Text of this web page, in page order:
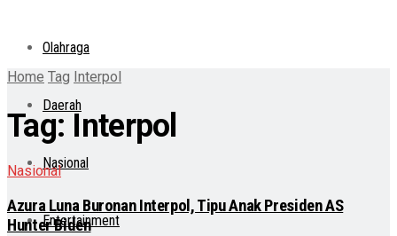
Olahraga
Daerah
Nasional
Entertainment
Home Tag Interpol
Tag: Interpol
Nasional
Azura Luna Buronan Interpol, Tipu Anak Presiden AS
Hunter Biden